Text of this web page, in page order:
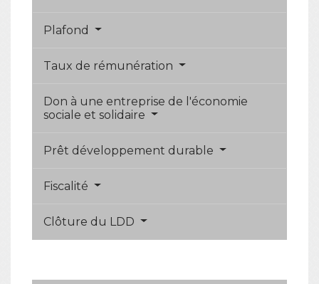
Plafond
Taux de rémunération
Don à une entreprise de l'économie
sociale et solidaire
Prêt développement durable
Fiscalité
Clôture du LDD